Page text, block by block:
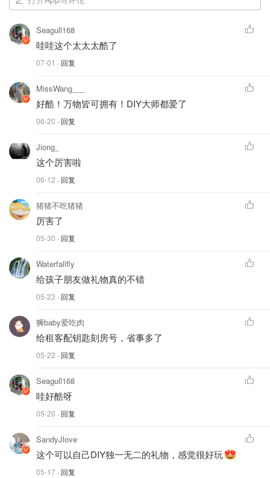
Seagull168
哇哇这个太太太酷了
07-01 · 回复
MissWang___
好酷！万物皆可拥有！DIY大师都爱了
06-20 · 回复
Jiong_
这个厉害啦
06-12 · 回复
猪猪不吃猪猪
厉害了
05-30 · 回复
Waterfallfly
给孩子朋友做礼物真的不错
05-23 · 回复
狮baby爱吃肉
给租客配钥匙刻房号，省事多了
05-22 · 回复
Seagull168
哇好酷呀
05-20 · 回复
SandyJlove
这个可以自己DIY独一无二的礼物，感觉很好玩
05-17 · 回复